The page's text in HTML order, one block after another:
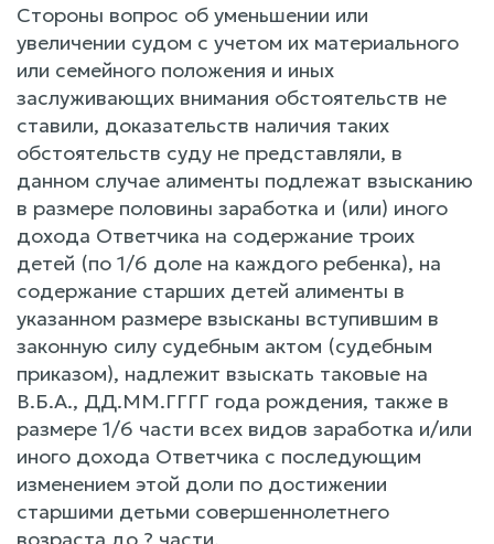
Стороны вопрос об уменьшении или
увеличении судом с учетом их материального
или семейного положения и иных
заслуживающих внимания обстоятельств не
ставили, доказательств наличия таких
обстоятельств суду не представляли, в
данном случае алименты подлежат взысканию
в размере половины заработка и (или) иного
дохода Ответчика на содержание троих
детей (по 1/6 доле на каждого ребенка), на
содержание старших детей алименты в
указанном размере взысканы вступившим в
законную силу судебным актом (судебным
приказом), надлежит взыскать таковые на
В.Б.А., ДД.ММ.ГГГГ года рождения, также в
размере 1/6 части всех видов заработка и/или
иного дохода Ответчика с последующим
изменением этой доли по достижении
старшими детьми совершеннолетнего
возраста до ? части.